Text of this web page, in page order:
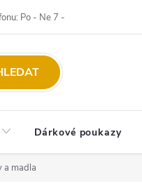
Po - Ne 7 -
Komisní prodej | Výkup zboží
Dárkové poukazy
a madla